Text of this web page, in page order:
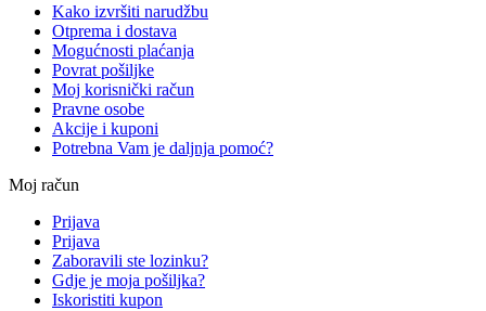
Kako izvršiti narudžbu
Otprema i dostava
Mogućnosti plaćanja
Povrat pošiljke
Moj korisnički račun
Pravne osobe
Akcije i kuponi
Potrebna Vam je daljnja pomoć?
Moj račun
Prijava
Prijava
Zaboravili ste lozinku?
Gdje je moja pošiljka?
Iskoristiti kupon